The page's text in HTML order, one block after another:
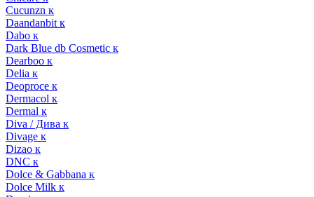
Cucunzn к
Daandanbit к
Dabo к
Dark Blue db Cosmetic к
Dearboo к
Delia к
Deoproce к
Dermacol к
Dermal к
Diva / Дива к
Divage к
Dizao к
DNC к
Dolce & Gabbana к
Dolce Milk к